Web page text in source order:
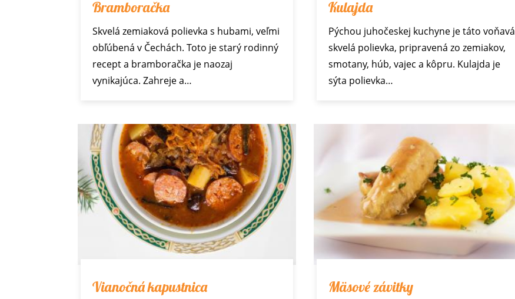
Bramboračka
Skvelá zemiaková polievka s hubami, veľmi
obľúbená v Čechách. Toto je starý rodinný
recept a bramboračka je naozaj
vynikajúca. Zahreje a…
Kulajda
Pýchou juhočeskej kuchyne je táto voňavá
skvelá polievka, pripravená zo zemiakov,
smotany, húb, vajec a kôpru. Kulajda je
sýta polievka…
Vianočná kapustnica Mäsové závitky